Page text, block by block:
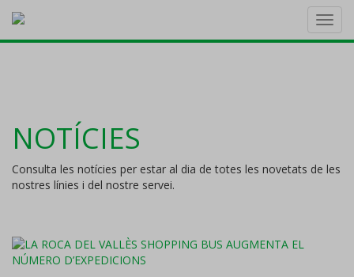
NOTÍCIES
Consulta les notícies per estar al dia de totes les novetats de les
nostres línies i del nostre servei.